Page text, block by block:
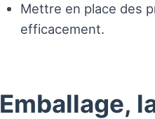
Mettre en place des
efficacement.
Emballage,